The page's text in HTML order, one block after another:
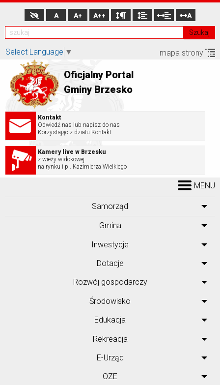
Szukaj
A A+ A++ A
Select Language ▼ mapa strony
Oficjalny Portal
Gminy Brzesko
Kontakt
Odwiedź nas lub napisz do nas
Korzystając z działu Kontakt
Kamery live w Brzesku
z wieży widokowej
na rynku i pl. Kazimierza Wielkiego
MENU
Samorząd
Gmina
Inwestycje
Dotacje
Rozwój gospodarczy
Środowisko
Edukacja
Rekreacja
E-Urząd
OZE